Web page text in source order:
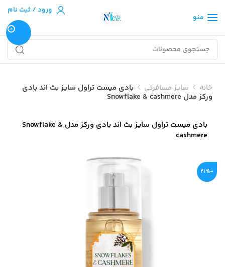
منو
ورود / ثبت نام
0
خانه سایز مسافرتی بادی میست تراول سایز بث اند بادی
ورکز مدل Snowflake & cashmere
-21%
بادی میست تراول سایز بث اند بادی ورکز مدل Snowflake &
cashmere